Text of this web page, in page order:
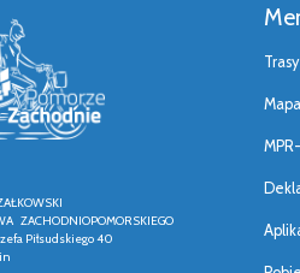
ZACHODNIOPOMORSKIEGO
Piłsudskiego 40
Mapa